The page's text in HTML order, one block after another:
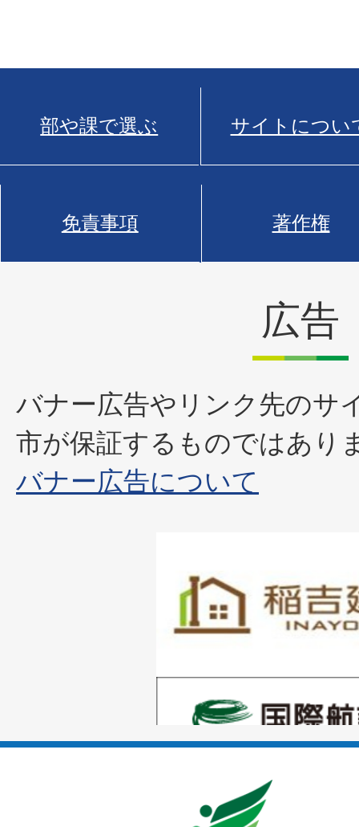
部や課で選ぶ サイトについ
免責事項 著作権
広告
バナー広告やリンク先のサ
市が保証するものではあり
バナー広告について
枚
目
ラ
枚